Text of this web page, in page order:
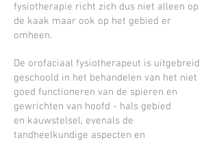
fysiotherapie richt zich dus niet alleen op
de kaak maar ook op het gebied er
omheen.
De orofaciaal fysiotherapeut is uitgebreid
geschoold in het behandelen van het niet
goed functioneren van de spieren en
gewrichten van hoofd - hals gebied
en kauwstelsel, evenals de
tandheelkundige aspecten en